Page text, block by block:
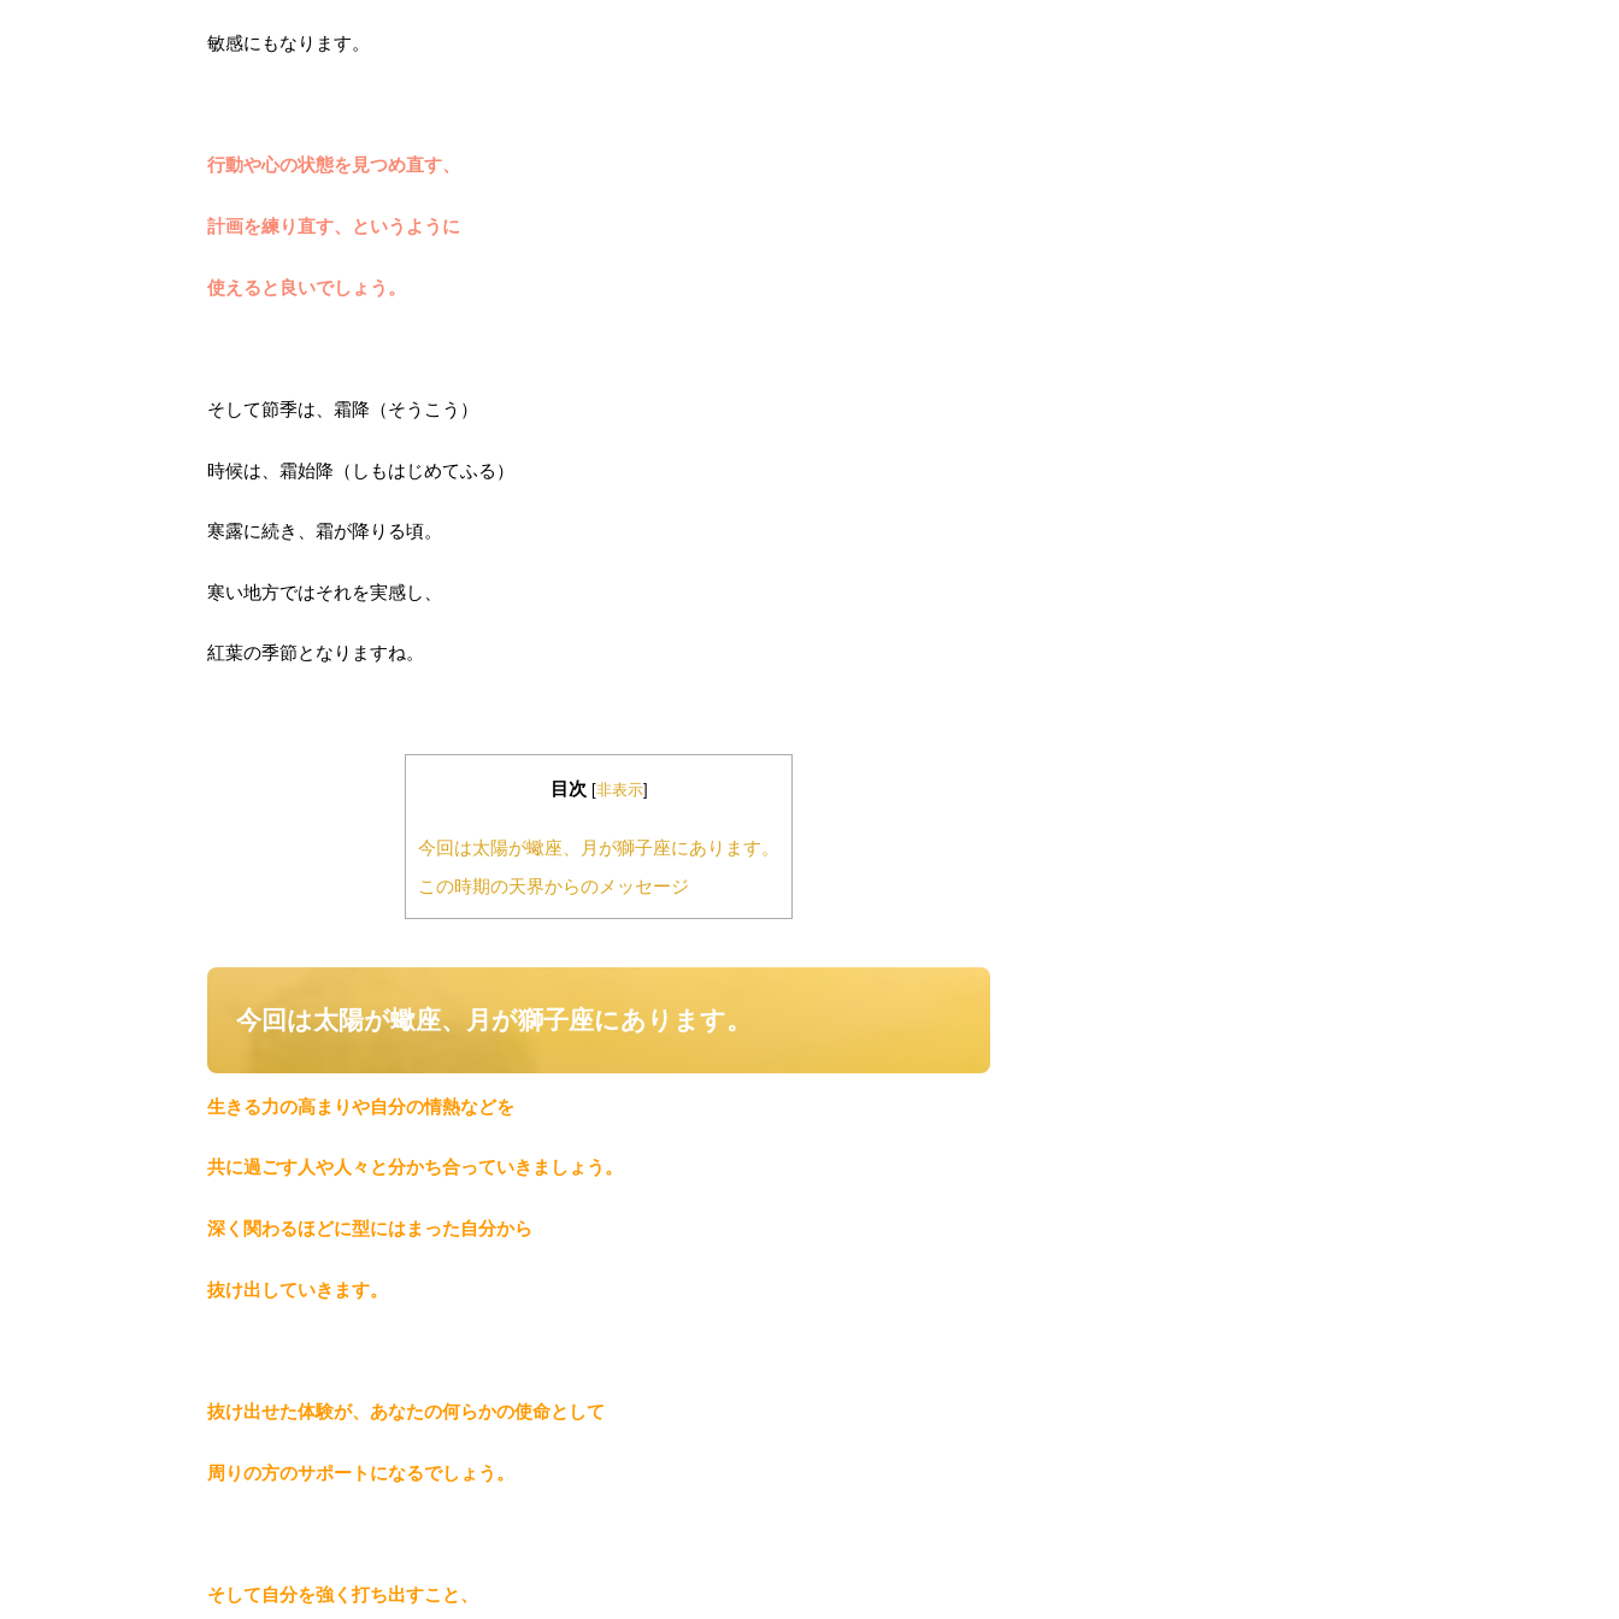
敏感にもなります。
行動や心の状態を見つめ直す、
計画を練り直す、というように
使えると良いでしょう。
そして節季は、霜降（そうこう）
時候は、霜始降（しもはじめてふる）
寒露に続き、霜が降りる頃。
寒い地方ではそれを実感し、
紅葉の季節となりますね。
目次 [非表示]
今回は太陽が蠍座、月が獅子座にあります。
この時期の天界からのメッセージ
今回は太陽が蠍座、月が獅子座にあります。
生きる力の高まりや自分の情熱などを
共に過ごす人や人々と分かち合っていきましょう。
深く関わるほどに型にはまった自分から
抜け出していきます。
抜け出せた体験が、あなたの何らかの使命として
周りの方のサポートになるでしょう。
そして自分を強く打ち出すこと、